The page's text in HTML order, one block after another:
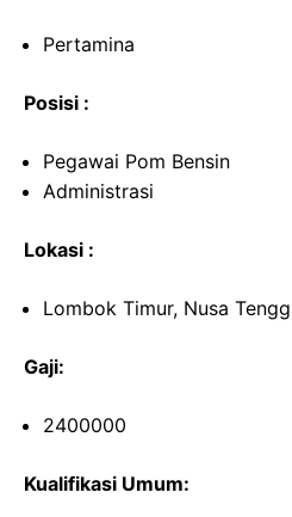
Pertamina
Posisi :
Pegawai Pom Bensin
Administrasi
Lokasi :
Lombok Timur, Nusa
Gaji:
2400000
Kualifikasi Umum: